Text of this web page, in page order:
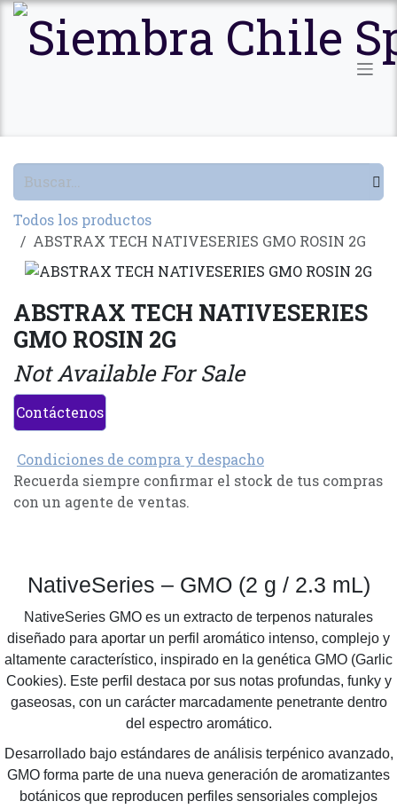
Ir al contenido
Todos los productos
ABSTRAX TECH NATIVESERIES GMO ROSIN 2G
ABSTRAX TECH NATIVESERIES
GMO ROSIN 2G
Not Available For Sale
Contáctenos
Condiciones de compra y despacho
Recuerda siempre confirmar el stock de tus compras
con un agente de ventas.
NativeSeries – GMO (2 g / 2.3 mL)
NativeSeries GMO es un extracto de terpenos naturales
diseñado para aportar un perfil aromático intenso, complejo y
altamente característico, inspirado en la genética GMO (Garlic
Cookies). Este perfil destaca por sus notas profundas, funky y
gaseosas, con un carácter marcadamente penetrante dentro
del espectro aromático.
Desarrollado bajo estándares de análisis terpénico avanzado,
GMO forma parte de una nueva generación de aromatizantes
botánicos que reproducen perfiles sensoriales complejos